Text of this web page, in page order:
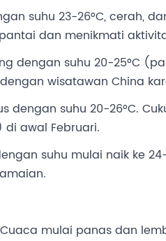
suhu 23-26°C, cerah,
dan menikmati
dengan suhu 20-25°C
wisatawan China
dengan suhu 20-26°C.
di awal Februari.
suhu mulai naik ke
mulai panas dan